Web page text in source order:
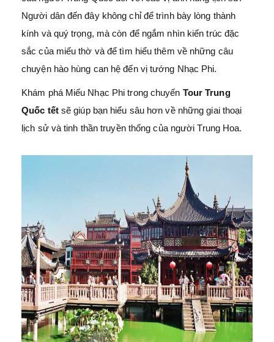
Người dân đến đây không chỉ để trình bày lòng thành
kính và quý trọng, mà còn để ngắm nhìn kiến trúc đặc
sắc của miếu thờ và để tìm hiểu thêm về những câu
chuyện hào hùng can hệ đến vị tướng Nhạc Phi.
Khám phá Miếu Nhạc Phi trong chuyến Tour Trung
Quốc tết sẽ giúp bạn hiểu sâu hơn về những giai thoại
lịch sử và tinh thần truyền thống của người Trung Hoa.